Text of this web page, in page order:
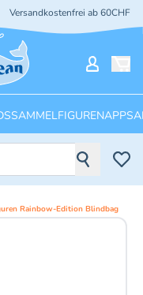
Versandkostenfrei ab 60CHF
SAMMELFIGURENAPPS
Rainbow-Edition Blindbag